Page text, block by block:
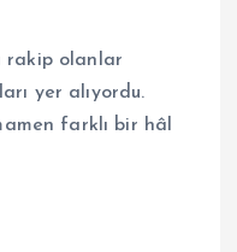
rakip olanlar
yer alıyordu.
farklı bir hâl